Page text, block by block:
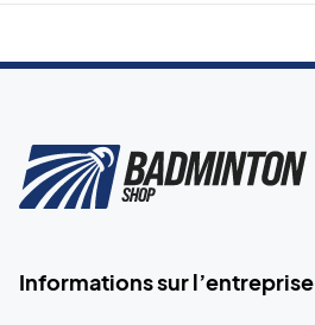
Informations sur l’entreprise